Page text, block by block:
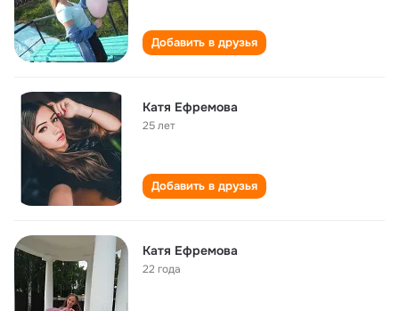
Добавить в друзья
Катя Ефремова
25 лет
Добавить в друзья
Катя Ефремова
22 года